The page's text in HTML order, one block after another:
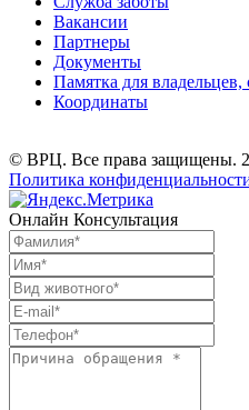
Вакансии
Партнеры
Документы
Памятка для
Координаты
© ВРЦ. Все права защищены.
Политика
Онлайн Консультация